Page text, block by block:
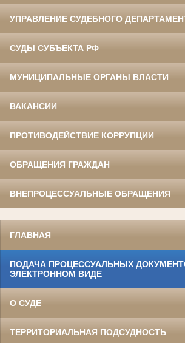
УПРАВЛЕНИЕ СУДЕБНОГО
СУДЫ СУБЪЕКТА РФ
МУНИЦИПАЛЬНЫЕ ОРГАНЫ ВЛАСТИ
ВАКАНСИИ
ПРОТИВОДЕЙСТВИЕ КОРРУПЦИИ
ОБРАЩЕНИЯ ГРАЖДАН
ВНЕПРОЦЕССУАЛЬНЫЕ ОБРАЩЕНИЯ
ГЛАВНАЯ
ПОДАЧА ПРОЦЕССУАЛЬНЫХ
ЭЛЕКТРОННОМ ВИДЕ
О СУДЕ
ТЕРРИТОРИАЛЬНАЯ ПОДСУДНОСТЬ